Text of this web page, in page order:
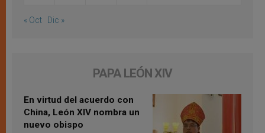
« Oct Dic »
PAPA LEÓN XIV
En virtud del acuerdo con
China, León XIV nombra un
nuevo obispo